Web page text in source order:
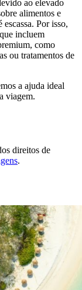
ao elevado
alimentos e
Por isso,
incluem
como
ou tratamentos de
a ajuda ideal
viagem.
direitos de
.